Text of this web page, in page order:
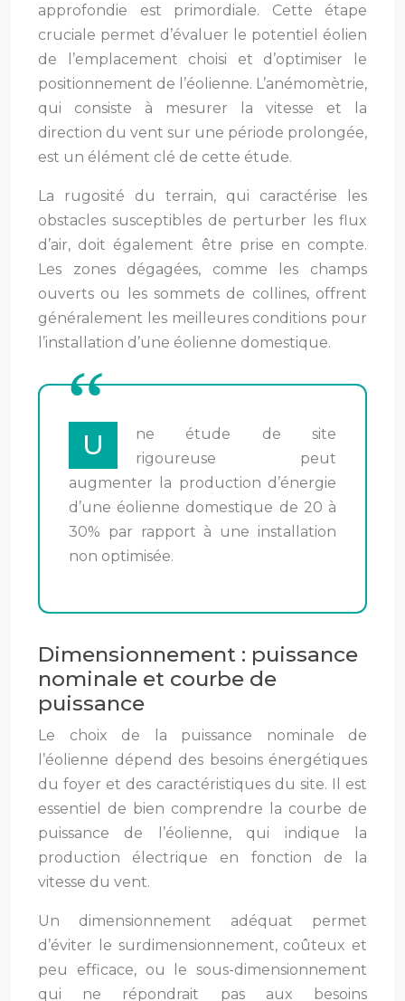
approfondie est primordiale. Cette étape
cruciale permet d’évaluer le potentiel éolien
de l’emplacement choisi et d’optimiser le
positionnement de l’éolienne. L’anémomètrie,
qui consiste à mesurer la vitesse et la
direction du vent sur une période prolongée,
est un élément clé de cette étude.
La rugosité du terrain, qui caractérise les
obstacles susceptibles de perturber les flux
d’air, doit également être prise en compte.
Les zones dégagées, comme les champs
ouverts ou les sommets de collines, offrent
généralement les meilleures conditions pour
l’installation d’une éolienne domestique.
U
ne étude de site
rigoureuse peut
augmenter la production d’énergie
d’une éolienne domestique de 20 à
30% par rapport à une installation
non optimisée.
Dimensionnement : puissance
nominale et courbe de
puissance
Le choix de la puissance nominale de
l’éolienne dépend des besoins énergétiques
du foyer et des caractéristiques du site. Il est
essentiel de bien comprendre la courbe de
puissance de l’éolienne, qui indique la
production électrique en fonction de la
vitesse du vent.
Un dimensionnement adéquat permet
d’éviter le surdimensionnement, coûteux et
peu efficace, ou le sous-dimensionnement
qui ne répondrait pas aux besoins